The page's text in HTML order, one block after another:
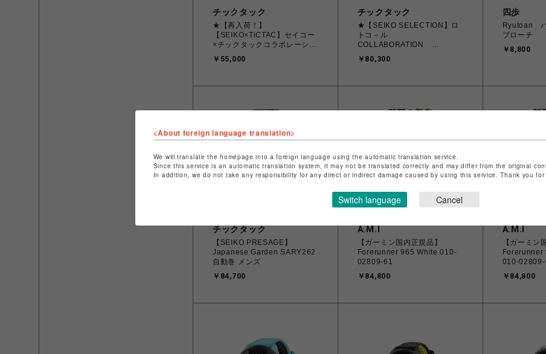
チックタック
★【再入荷！】
【SEIKO×TiCTAC】セイコー
×チックタックコラボレーショ
ンズ
￥55,000
チックタック
★【SEIKO SELECTION】ロ
トコ－ル
COLLABORATION
￥80,300
四歩
Ryutoan
ブローチ
￥8,800
チックタック
【SEIKO PRESAGE】
Japanese Garden SARY262
自動巻 メンズ
￥84,700
A.M.I
【ガーミン国内正規品】
Forerunner 965 White 010-
02809-61
￥84,800
A.M.I
【ガーミン
Forerunner
010-02809-
￥84,800
<About foreign language translation>
We will translate the homepage into a foreign language using the automatic translation service.
Since this service is an automatic translation system, it may not be translated correctly and may differ from the original
In addition, we do not take any responsibility for any direct or indirect damage caused by using this service. Thank you for
Switch language Cancel